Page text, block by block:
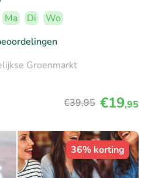
Ma Di
Wo
Groenmarkt
€39,95 €19,95
36% korting